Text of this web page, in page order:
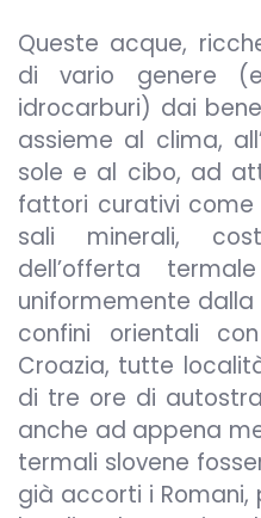
Queste acque,
di vario genere
idrocarburi) dai
assieme al clima,
sole e al cibo, ad
fattori curativi
sali minerali,
dell’offerta
uniformemente
confini orientali
Croazia, tutte
di tre ore di
anche ad appena
termali slovene
già accorti i Romani,